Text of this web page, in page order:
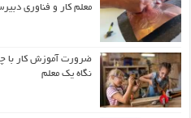
معلم کار و فناوری
ضرورت آموزش کار با
نگاه یک معلم